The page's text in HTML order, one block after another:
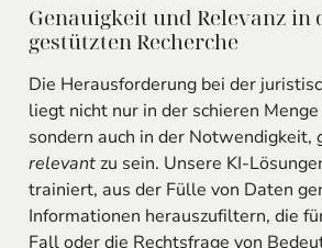
Genauigkeit und Relevanz in
gestützten Recherche
Die Herausforderung bei der
liegt nicht nur in der schieren
sondern auch in der Notwendigkeit,
relevantzu sein. Unsere KI-
trainiert, aus der Fülle von Daten
Informationen herauszufiltern, die
Fall oder die Rechtsfrage von